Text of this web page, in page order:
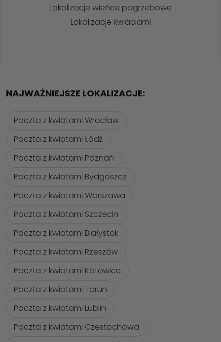
Lokalizacje wieńce pogrzebowe
Lokalizacje kwiaciarni
NAJWAŻNIEJSZE LOKALIZACJE:
Poczta z kwiatami Wrocław
Poczta z kwiatami Łódź
Poczta z kwiatami Poznań
Poczta z kwiatami Bydgoszcz
Poczta z kwiatami Warszawa
Poczta z kwiatami Szczecin
Poczta z kwiatami Białystok
Poczta z kwiatami Rzeszów
Poczta z kwiatami Katowice
Poczta z kwiatami Torun
Poczta z kwiatami Lublin
Poczta z kwiatami Częstochowa